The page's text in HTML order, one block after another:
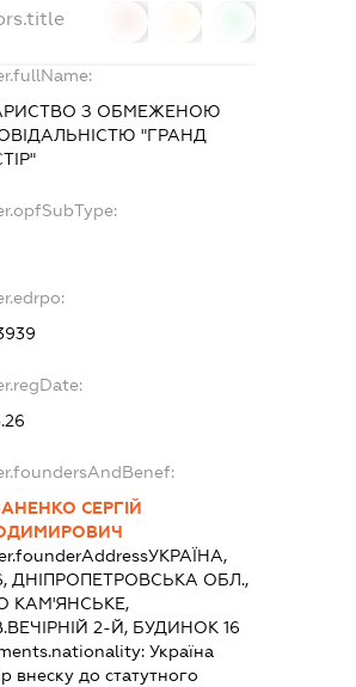
З ОБМЕЖЕНОЮ
"ГРАНД
СЕРГІЙ
УКРАЇНА,
ДНІПРОПЕТРОВСЬКА ОБЛ.,
КАМ'ЯНСЬКЕ,
2-Й, БУДИНОК 16
Україна
внеску до статутного